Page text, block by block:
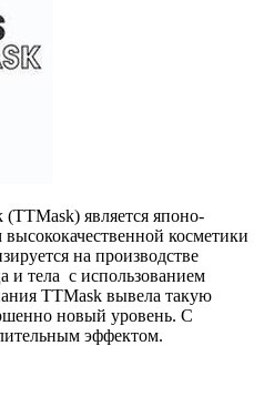
является японо-
косметики
на производстве
и тела с использованием
TTMask вывела такую
новый уровень. С
эффектом.